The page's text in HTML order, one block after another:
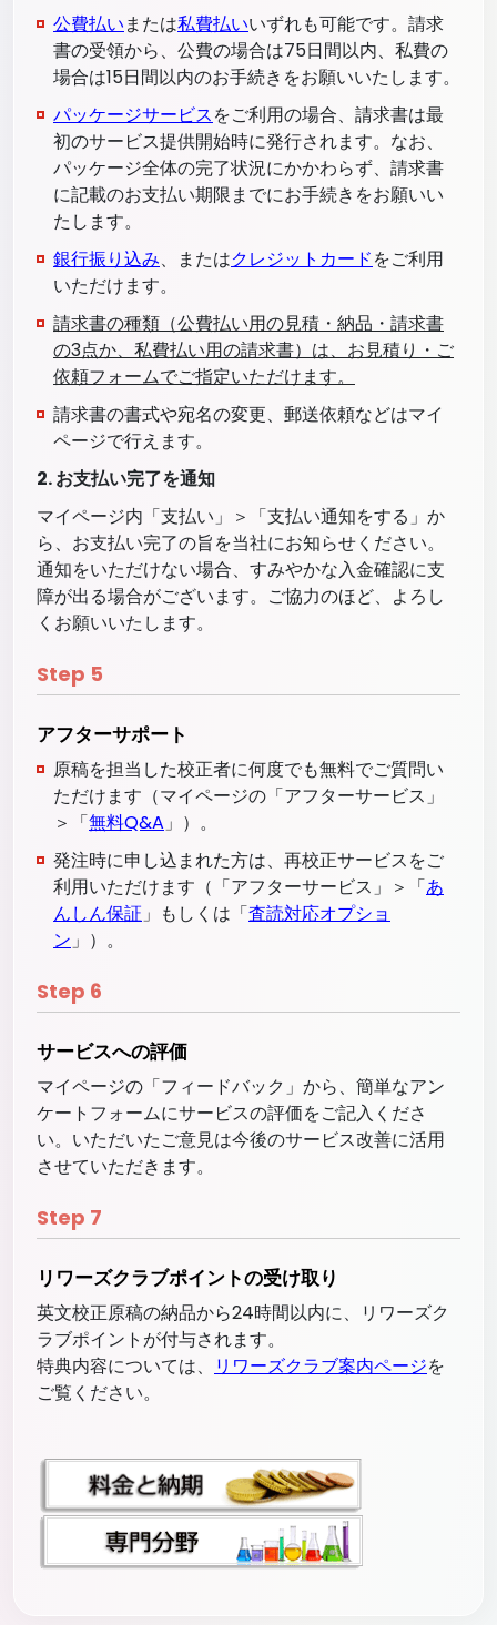
公費払いまたは私費払いいずれも可能です。請求
書の受領から、公費の場合は75日間以内、私費の
場合は15日間以内のお手続きをお願いいたします。
パッケージサービスをご利用の場合、請求書は最
初のサービス提供開始時に発行されます。なお、
パッケージ全体の完了状況にかかわらず、請求書
に記載のお支払い期限までにお手続きをお願いい
たします。
銀行振り込み、またはクレジットカードをご利用
いただけます。
請求書の種類（公費払い用の見積・納品・請求書
の3点か、私費払い用の請求書）は、お見積り・ご
依頼フォームでご指定いただけます。
請求書の書式や宛名の変更、郵送依頼などはマイ
ページで行えます。
2. お支払い完了を通知
マイページ内「支払い」＞「支払い通知をする」か
ら、お支払い完了の旨を当社にお知らせください。
通知をいただけない場合、すみやかな入金確認に支
障が出る場合がございます。ご協力のほど、よろし
くお願いいたします。
Step 5
アフターサポート
原稿を担当した校正者に何度でも無料でご質問い
ただけます（マイページの「アフターサービス」
＞「無料Q&A」）。
発注時に申し込まれた方は、再校正サービスをご
利用いただけます（「アフターサービス」＞「あ
んしん保証」もしくは「査読対応オプショ
ン」）。
Step 6
サービスへの評価
マイページの「フィードバック」から、簡単なアン
ケートフォームにサービスの評価をご記入くださ
い。いただいたご意見は今後のサービス改善に活用
させていただきます。
Step 7
リワーズクラブポイントの受け取り
英文校正原稿の納品から24時間以内に、リワーズク
ラブポイントが付与されます。
特典内容については、
リワーズクラブ案内ページを
ご覧ください。